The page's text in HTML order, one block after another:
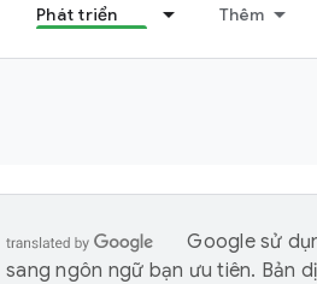
Phát triển Thêm
Google sử
sang ngôn ngữ bạn ưu tiên. Bản